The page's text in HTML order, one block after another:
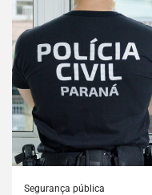
Segurança pública